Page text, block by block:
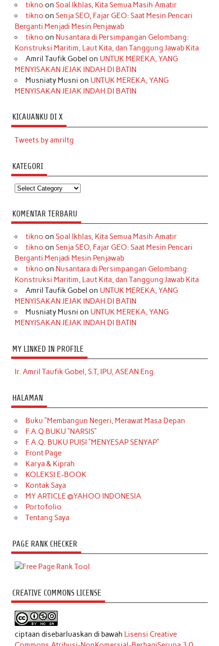
tikno on Soal Ikhlas, Kita Semua Masih Amatir
tikno on Senja SEO, Fajar GEO: Saat Mesin Pencari
Berganti Menjadi Mesin Penjawab
tikno on Nusantara di Persimpangan Gelombang:
Konstruksi Maritim, Laut Kita, dan Tanggung Jawab Kita
Amril Taufik Gobel on UNTUK MEREKA, YANG
MENYISAKAN JEJAK INDAH DI BATIN
Musniaty Musni on UNTUK MEREKA, YANG
MENYISAKAN JEJAK INDAH DI BATIN
KICAUANKU DI X
Tweets by amriltg
KATEGORI
Kategori
KOMENTAR TERBARU
tikno on Soal Ikhlas, Kita Semua Masih Amatir
tikno on Senja SEO, Fajar GEO: Saat Mesin Pencari
Berganti Menjadi Mesin Penjawab
tikno on Nusantara di Persimpangan Gelombang:
Konstruksi Maritim, Laut Kita, dan Tanggung Jawab Kita
Amril Taufik Gobel on UNTUK MEREKA, YANG
MENYISAKAN JEJAK INDAH DI BATIN
Musniaty Musni on UNTUK MEREKA, YANG
MENYISAKAN JEJAK INDAH DI BATIN
MY LINKED IN PROFILE
Ir. Amril Taufik Gobel, S.T, IPU, ASEAN Eng.
HALAMAN
Buku “Membangun Negeri, Merawat Masa Depan
F.A.Q BUKU “NARSIS”
F.A.Q. BUKU PUISI “MENYESAP SENYAP”
Front Page
Karya & Kiprah
KOLEKSI E-BOOK
Kontak Saya
MY ARTICLE @YAHOO INDONESIA
Portofolio
Tentang Saya
PAGE RANK CHECKER
CREATIVE COMMONS LICENSE
ciptaan disebarluaskan di bawah Lisensi Creative